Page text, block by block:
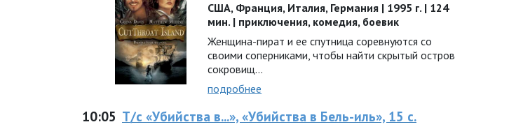
США, Франция, Италия, Германия | 1995 г. | 124
мин. | приключения, комедия, боевик
Женщина-пират и ее спутница соревнуются со
своими соперниками, чтобы найти скрытый остров
сокровищ…
подробнее
10:05 Т/с «Убийства в...», «Убийства в Бель-иль», 15 с.